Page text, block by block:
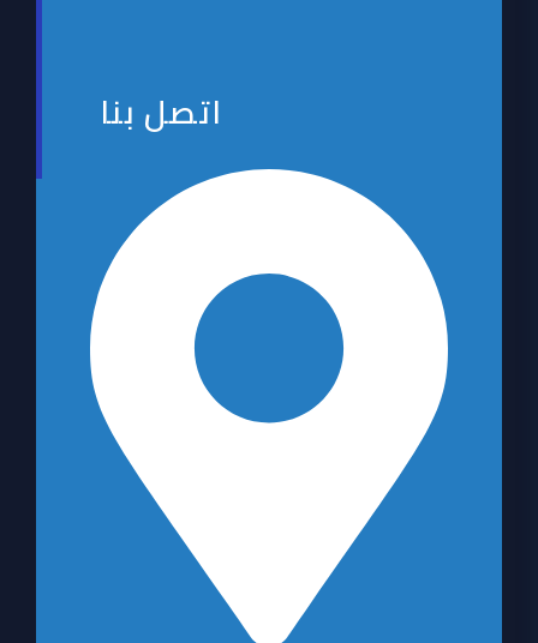
اتصل بنا